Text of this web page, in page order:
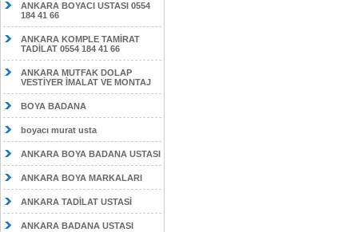
ANKARA BOYACI USTASI 0554
184 41 66
ANKARA KOMPLE TAMİRAT
TADİLAT 0554 184 41 66
ANKARA MUTFAK DOLAP
VESTİYER İMALAT VE MONTAJ
BOYA BADANA
boyacı murat usta
ANKARA BOYA BADANA USTASI
ANKARA BOYA MARKALARI
ANKARA TADİLAT USTASİ
ANKARA BADANA USTASI